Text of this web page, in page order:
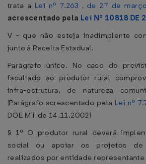
trata a Lei nº 7.263 , de 27 de
acrescentado pela Lei Nº 10818 DE
V - que não esteja inadimplente
junto à Receita Estadual.
Parágrafo único. No caso do
facultado ao produtor rural
infra-estrutura, de natureza
(Parágrafo acrescentado pela Lei nº
DOE MT de 14.11.2002)
§ 1º O produtor rural deverá
social ou apoiar os projetos de
realizados por entidade